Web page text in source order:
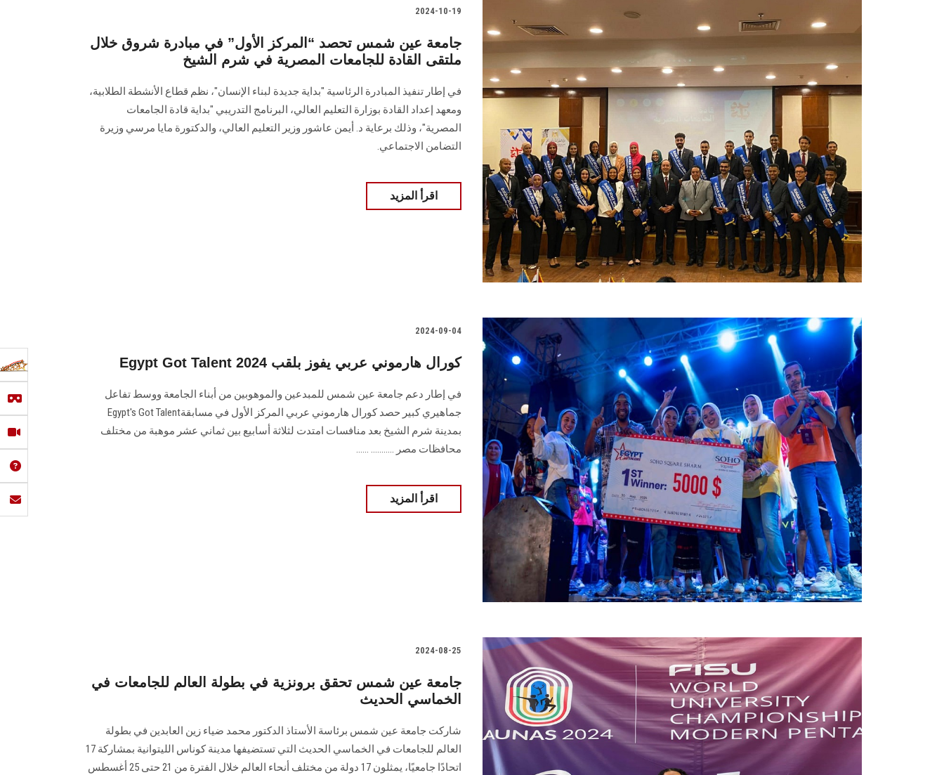
2024-10-19
جامعة عين شمس تحصد “المركز الأول” في مبادرة شروق خلال
ملتقى القادة للجامعات المصرية في شرم الشيخ
في إطار تنفيذ المبادرة الرئاسية "بداية جديدة لبناء الإنسان"، نظم قطاع الأنشطة الطلابية،
ومعهد إعداد القادة بوزارة التعليم العالي، البرنامج التدريبي "بداية قادة الجامعات
المصرية"، وذلك برعاية د. أيمن عاشور وزير التعليم العالي، والدكتورة مايا مرسي وزيرة
التضامن الاجتماعي.
اقرأ المزيد
2024-09-04
Egypt Got Talent 2024 كورال هارموني عربي يفوز بلقب
في إطار دعم جامعة عين شمس للمبدعين والموهوبين ‏من أبناء الجامعة ووسط تفاعل
جماهيري كبير حصد كورال هارموني عربي المركز الأول في ‏مسابقة‎ Egypt's Got Talent
‎بمدينة شرم الشيخ بعد منافسات امتدت لثلاثة أسابيع بين ثماني ‏عشر موهبة من مختلف
محافظات مصر‎. ‎.......... ......
اقرأ المزيد
2024-08-25
جامعة عين شمس تحقق برونزية في بطولة العالم للجامعات في
الخماسي الحديث
شاركت جامعة عين شمس برئاسة الأستاذ الدكتور محمد ضياء زين العابدين في بطولة
العالم للجامعات في الخماسي الحديث التي تستضيفها مدينة كوناس الليتوانية بمشاركة 17
اتحادًا جامعيًا، يمثلون 17 دولة من مختلف أنحاء العالم خلال الفترة من 21 حتى 25 أغسطس